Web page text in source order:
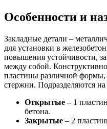
Особенности и
Закладные детали –
для установки в
повышения устойчивости,
между собой.
пластины различной
стержни. Подразделяются на
Открытые – 1
бетона.
Закрытые – 2